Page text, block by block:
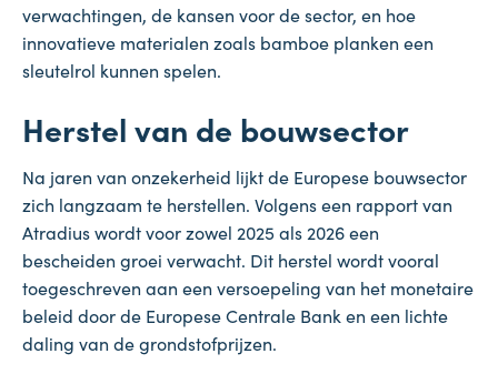
verwachtingen, de kansen voor de sector, en hoe
innovatieve materialen zoals bamboe planken een
sleutelrol kunnen spelen.
Herstel van de bouwsector
Na jaren van onzekerheid lijkt de Europese bouwsector
zich langzaam te herstellen. Volgens een rapport van
Atradius wordt voor zowel 2025 als 2026 een
bescheiden groei verwacht. Dit herstel wordt vooral
toegeschreven aan een versoepeling van het monetaire
beleid door de Europese Centrale Bank en een lichte
daling van de grondstofprijzen.